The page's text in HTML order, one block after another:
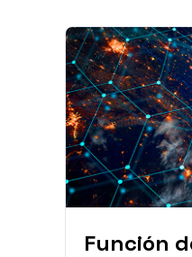
Función